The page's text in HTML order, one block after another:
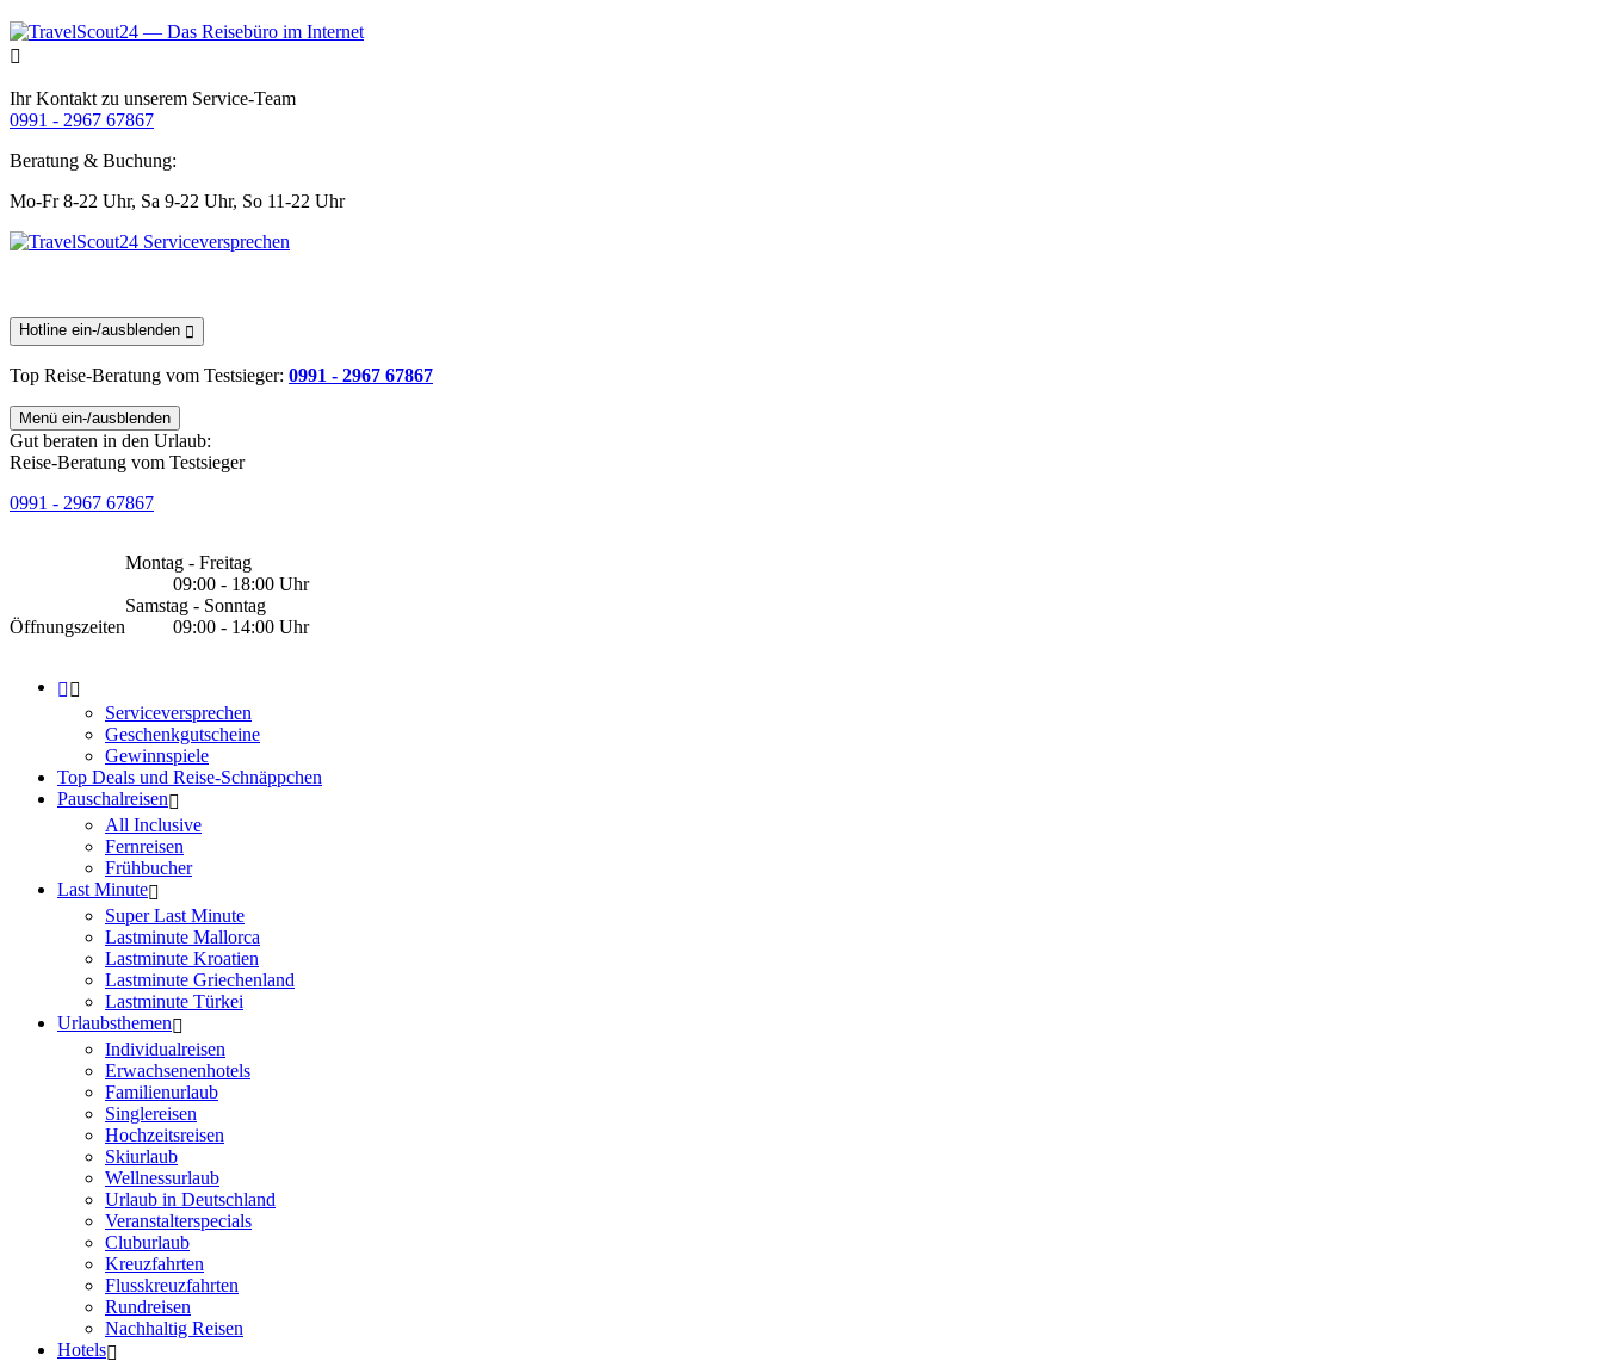
Ihr Kontakt zu unserem Service-Team
0991 - 2967 67867
Beratung & Buchung:
Mo-Fr 8-22 Uhr, Sa 9-22 Uhr, So 11-22 Uhr
Hotline ein-/ausblenden
Top Reise-Beratung vom Testsieger: 0991 - 2967 67867
Menü ein-/ausblenden
Gut beraten in den Urlaub:
Reise-Beratung vom Testsieger
0991 - 2967 67867
Öffnungszeiten
Montag - Freitag
09:00 - 18:00 Uhr
Samstag - Sonntag
09:00 - 14:00 Uhr
Serviceversprechen
Geschenkgutscheine
Gewinnspiele
Top Deals und Reise-Schnäppchen
Pauschalreisen
All Inclusive
Fernreisen
Frühbucher
Last Minute
Super Last Minute
Lastminute Mallorca
Lastminute Kroatien
Lastminute Griechenland
Lastminute Türkei
Urlaubsthemen
Individualreisen
Erwachsenenhotels
Familienurlaub
Singlereisen
Hochzeitsreisen
Skiurlaub
Wellnessurlaub
Urlaub in Deutschland
Veranstalterspecials
Cluburlaub
Kreuzfahrten
Flusskreuzfahrten
Rundreisen
Nachhaltig Reisen
Hotels